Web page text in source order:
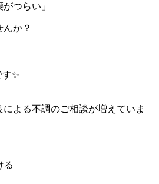
つらい」
か？
✨
よる不調のご相談が増えていま
る